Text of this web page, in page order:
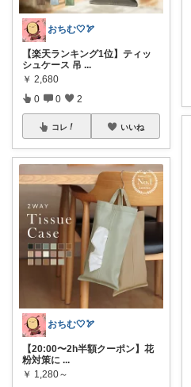
おちむ🤍🏹
【楽天ランキング1位】ティッ
シュケース 吊 ...
￥ 2,680
0 0 2
コレ いいね
おちむ🤍🏹
【20:00〜2h半額クーポン】花
粉対策に ...
￥ 1,280～